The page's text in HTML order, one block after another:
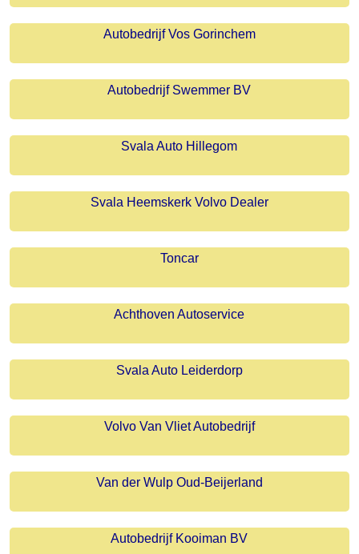
Autobedrijf Vos Gorinchem
Autobedrijf Swemmer BV
Svala Auto Hillegom
Svala Heemskerk Volvo Dealer
Toncar
Achthoven Autoservice
Svala Auto Leiderdorp
Volvo Van Vliet Autobedrijf
Van der Wulp Oud-Beijerland
Autobedrijf Kooiman BV